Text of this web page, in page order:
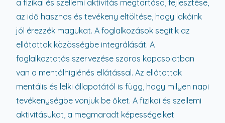
a fizikai és szellemi aktivitás megtartása, fejlesztése,
az idő hasznos és tevékeny eltöltése, hogy lakóink
jól érezzék magukat. A foglalkozások segítik az
ellátottak közösségbe integrálását. A
foglalkoztatás szervezése szoros kapcsolatban
van a mentálhigiénés ellátással. Az ellátottak
mentális és lelki állapotától is függ, hogy milyen napi
tevékenységbe vonjuk be őket. A fizikai és szellemi
aktivitásukat, a megmaradt képességeiket